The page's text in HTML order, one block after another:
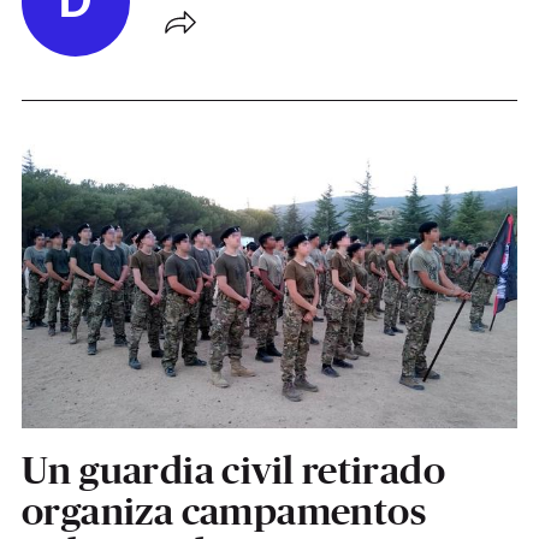
Un guardia civil retirado
organiza campamentos